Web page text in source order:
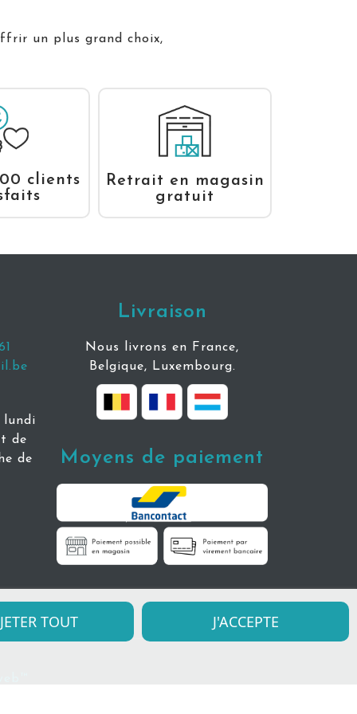
TOUT J'ACCEPTE
un plus grand choix,
clients
Retrait en magasin
gratuit
lundi
de
de
Livraison
Nous livrons en France,
Belgique, Luxembourg.
Moyens de paiement